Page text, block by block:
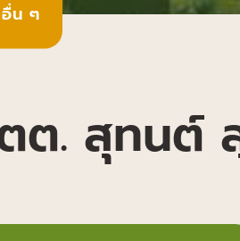
อื่น ๆ
ต. สุทนต์